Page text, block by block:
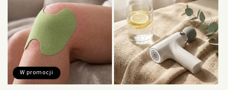
W promocji